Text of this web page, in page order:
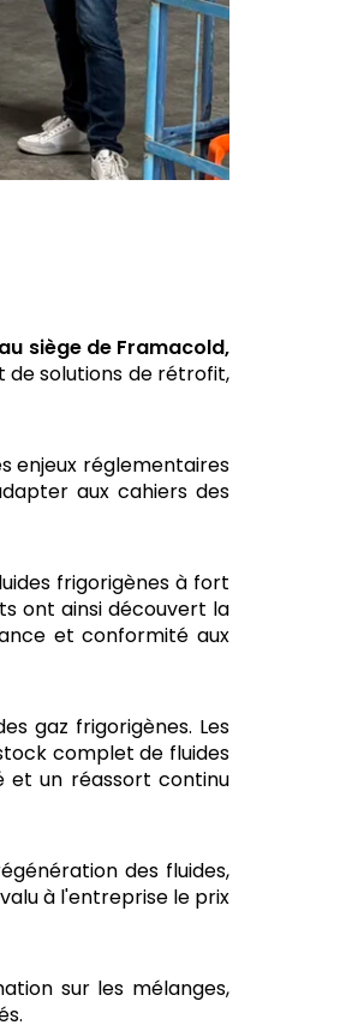
siège de Framacold,
de solutions de rétrofit,
enjeux réglementaires
aux cahiers des
frigorigènes à fort
ont ainsi découvert la
et conformité aux
gaz frigorigènes. Les
complet de fluides
et un réassort continu
des fluides,
à l'entreprise le prix
sur les mélanges,